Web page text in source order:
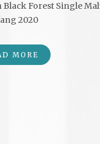
Black Forest Single
2020
MORE